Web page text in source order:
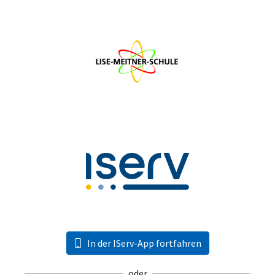
In der IServ-App fortfahren